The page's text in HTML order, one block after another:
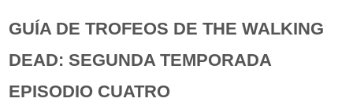
GUÍA DE TROFEOS DE THE WALKING
DEAD: SEGUNDA TEMPORADA
EPISODIO CUATRO